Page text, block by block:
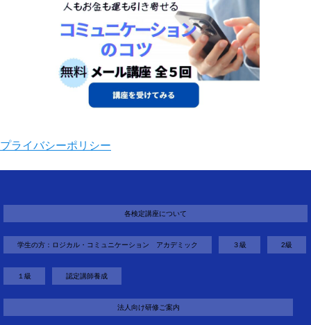
プライバシーポリシー
各検定講座について
学生の方：ロジカル・コミュニケーション アカデミック ３級 2級
１級 認定講師養成
法人向け研修ご案内